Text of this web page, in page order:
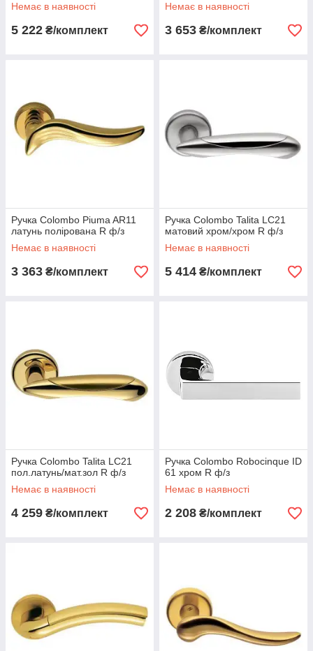
Немає в наявності
5 222 ₴/комплект
Немає в наявності
3 653 ₴/комплект
Ручка Colombo Piuma AR11
латунь полірована R ф/з
Немає в наявності
3 363 ₴/комплект
Ручка Colombo Talita LC21
матовий хром/хром R ф/з
Немає в наявності
5 414 ₴/комплект
Ручка Colombo Talita LC21
пол.латунь/мат.зол R ф/з
Немає в наявності
4 259 ₴/комплект
Ручка Colombo Robocinque ID
61 хром R ф/з
Немає в наявності
2 208 ₴/комплект